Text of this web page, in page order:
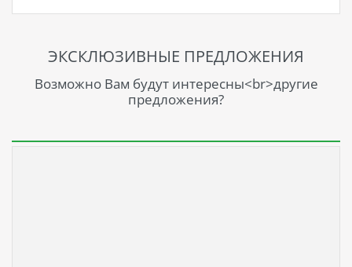
ЭКСКЛЮЗИВНЫЕ ПРЕДЛОЖЕНИЯ
Возможно Вам будут интересны<br>другие
предложения?